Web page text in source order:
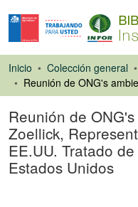
Inicio Colección general
Reunión de
Zoellick,
EE.UU. Tratado
Estados Unidos